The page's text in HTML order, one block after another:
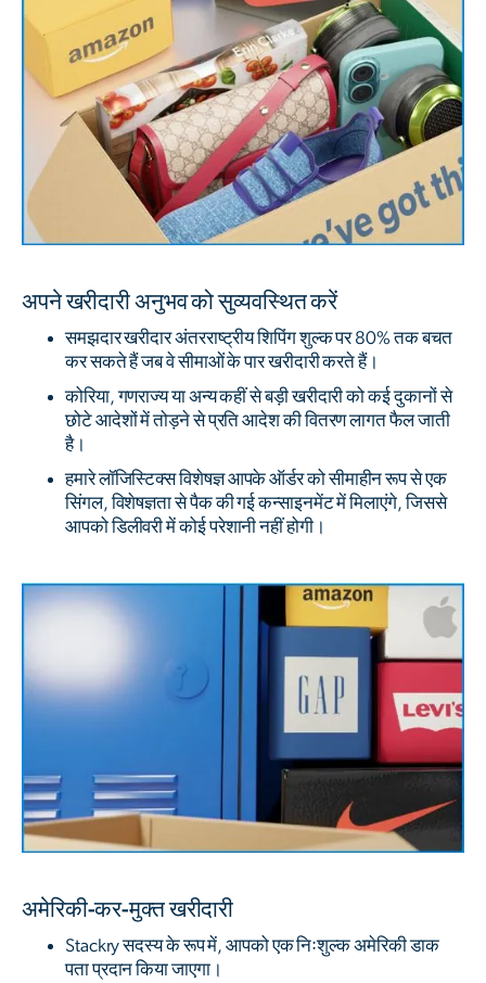
अपने खरीदारी अनुभव को सुव्यवस्थित करें
समझदार खरीदार अंतरराष्ट्रीय शिपिंग शुल्क पर 80% तक बचत
कर सकते हैं जब वे सीमाओं के पार खरीदारी करते हैं।
कोरिया, गणराज्य या अन्य कहीं से बड़ी खरीदारी को कई दुकानों से
छोटे आदेशों में तोड़ने से प्रति आदेश की वितरण लागत फैल जाती
है।
हमारे लॉजिस्टिक्स विशेषज्ञ आपके ऑर्डर को सीमाहीन रूप से एक
सिंगल, विशेषज्ञता से पैक की गई कन्साइनमेंट में मिलाएंगे, जिससे
आपको डिलीवरी में कोई परेशानी नहीं होगी।
अमेरिकी-कर-मुक्त खरीदारी
Stackry सदस्य के रूप में, आपको एक निःशुल्क अमेरिकी डाक
पता प्रदान किया जाएगा।